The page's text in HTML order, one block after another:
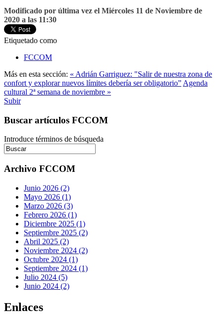
Modificado por última vez el Miércoles 11 de Noviembre de
2020 a las 11:30
Etiquetado como
FCCOM
Más en esta sección: « Adrián Garriguez: "Salir de nuestra zona de
confort y explorar nuevos límites debería ser obligatorio” Agenda
cultural 2ª semana de noviembre »
Subir
Buscar artículos FCCOM
Introduce términos de búsqueda
Archivo FCCOM
Junio 2026 (2)
Mayo 2026 (1)
Marzo 2026 (3)
Febrero 2026 (1)
Diciembre 2025 (1)
Septiembre 2025 (2)
Abril 2025 (2)
Noviembre 2024 (2)
Octubre 2024 (1)
Septiembre 2024 (1)
Julio 2024 (5)
Junio 2024 (2)
Enlaces